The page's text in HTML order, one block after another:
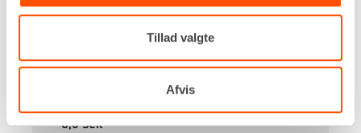
Tillad valgte
Afvis
Kapacitet, maks
3,0 sek